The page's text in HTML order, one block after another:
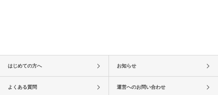
はじめての方へ お知らせ
よくある質問 運営へのお問い合わせ